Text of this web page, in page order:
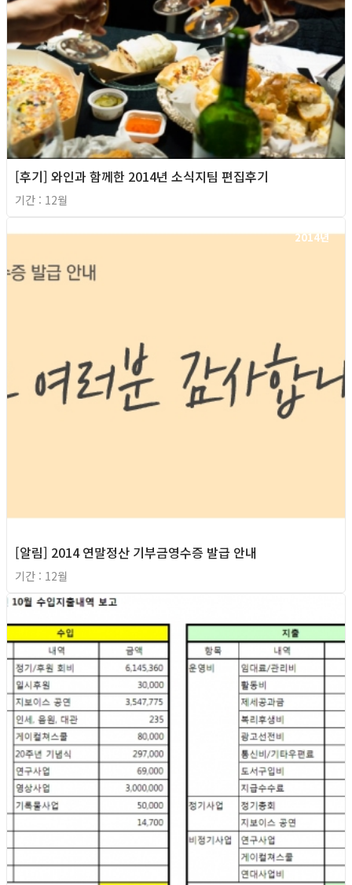
[후기] 와인과 함께한 2014년 소식지팀 편집후기
기간 : 12월
2014년
[알림] 2014 연말정산 기부금영수증 발급 안내
기간 : 12월